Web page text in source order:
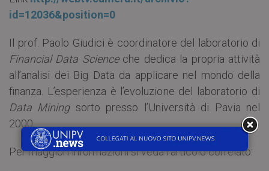
id=12036&position=0
Il prof. Paolo Giudici è coordinatore del laboratorio di
Financial Data Scienceche dedica la propria attività
all’analisi dei Big Data da applicare nel mondo della
finanza. L’esperienza è l’evoluzione del laboratorio di
Data Miningsorto presso l’Università di Pavia nel
2000.
Per maggiori informazioni si veda l’articolo correlato: